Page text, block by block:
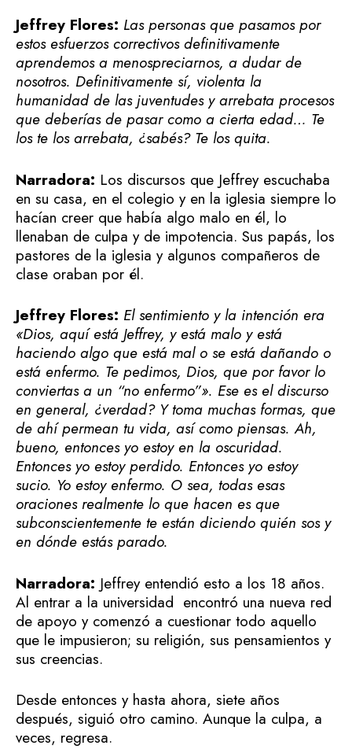
Jeffrey Flores: Las personas que pasamos por
estos esfuerzos correctivos definitivamente
aprendemos a menospreciarnos, a dudar de
nosotros. Definitivamente sí, violenta la
humanidad de las juventudes y arrebata procesos
que deberías de pasar como a cierta edad… Te
los te los arrebata, ¿sabés? Te los quita.
Narradora: Los discursos que Jeffrey escuchaba
en su casa, en el colegio y en la iglesia siempre lo
hacían creer que había algo malo en él, lo
llenaban de culpa y de impotencia. Sus papás, los
pastores de la iglesia y algunos compañeros de
clase oraban por él.
Jeffrey Flores: El sentimiento y la intención era
«Dios, aquí está Jeffrey, y está malo y está
haciendo algo que está mal o se está dañando o
está enfermo. Te pedimos, Dios, que por favor lo
conviertas a un “no enfermo”». Ese es el discurso
en general, ¿verdad? Y toma muchas formas, que
de ahí permean tu vida, así como piensas. Ah,
bueno, entonces yo estoy en la oscuridad.
Entonces yo estoy perdido. Entonces yo estoy
sucio. Yo estoy enfermo. O sea, todas esas
oraciones realmente lo que hacen es que
subconscientemente te están diciendo quién sos y
en dónde estás parado.
Narradora: Jeffrey entendió esto a los 18 años.
Al entrar a la universidad encontró una nueva red
de apoyo y comenzó a cuestionar todo aquello
que le impusieron; su religión, sus pensamientos y
sus creencias.
Desde entonces y hasta ahora, siete años
después, siguió otro camino. Aunque la culpa, a
veces, regresa.